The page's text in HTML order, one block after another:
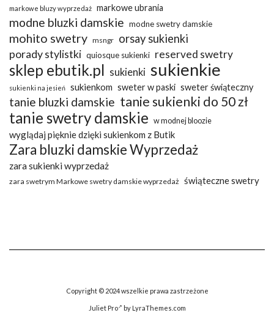
markowe bluzy wyprzedaż markowe ubrania
modne bluzki damskie modne swetry damskie
mohito swetry msngr orsay sukienki
porady stylistki quiosque sukienki reserved swetry
sklep ebutik.pl sukienki sukienkie
sukienki na jesień sukienkom sweter w paski sweter świąteczny
tanie bluzki damskie tanie sukienki do 50 zł
tanie swetry damskie w modnej bloozie
wyglądaj pięknie dzięki sukienkom z Butik
Zara bluzki damskie Wyprzedaż
zara sukienki wyprzedaż
zara swetrym Markowe swetry damskie wyprzedaż świąteczne swetry
Copyright © 2024 wszelkie prawa zastrzeżone
Juliet Pro by LyraThemes.com